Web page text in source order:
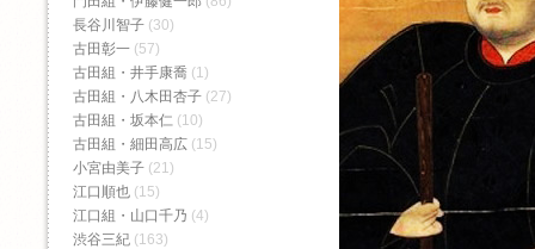
長谷川智子 (30)
古田彰一 (57)
古田組・井手康喬 (1)
古田組・八木田杏子 (27)
古田組・坂本仁 (10)
古田組・細田高広 (15)
小宮由美子 (21)
江口順也 (15)
江口組・山口千乃 (4)
渋谷三紀 (163)